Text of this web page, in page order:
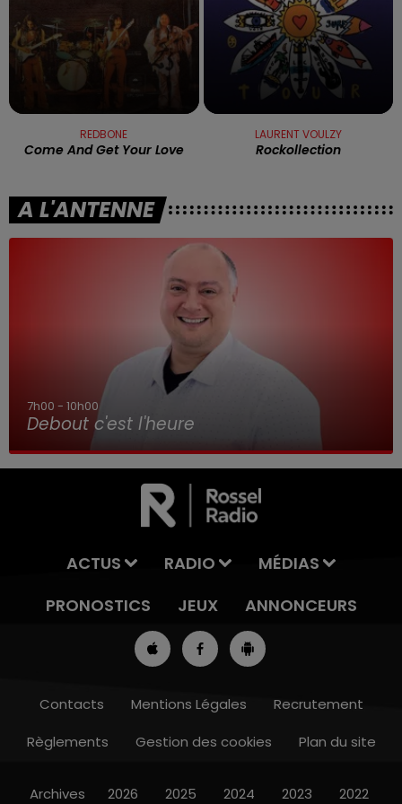
16h00 - 19h00
REDBONE
Come And Get Your Love
LAURENT VOULZY
Rockollection
A L'ANTENNE
7h00 - 10h00
Debout c'est l'heure
ACTUS RADIO
MÉDIAS
PRONOSTICS
JEUX ANNONCEURS
Contacts Mentions Légales
Recrutement
Règlements
Gestion des cookies Plan du site
Archives 2026 2025 2024 2023 2022